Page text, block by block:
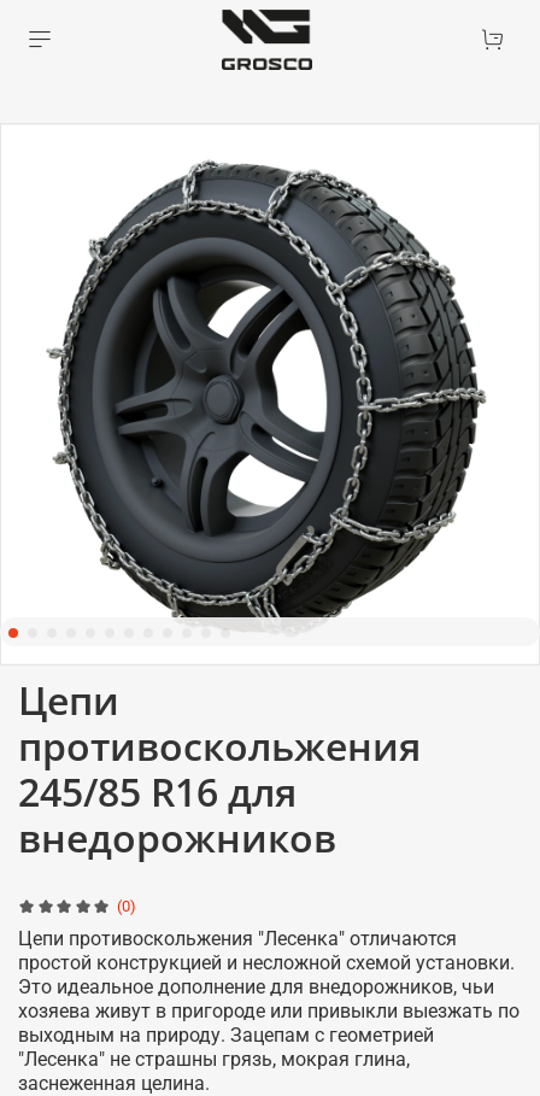
(0)
Цепи
противоскольжения
245/85 R16 для
внедорожников
Цепи противоскольжения "Лесенка" отличаются
простой конструкцией и несложной схемой установки.
Это идеальное дополнение для внедорожников, чьи
хозяева живут в пригороде или привыкли выезжать по
выходным на природу. Зацепам с геометрией
"Лесенка" не страшны грязь, мокрая глина,
заснеженная целина.